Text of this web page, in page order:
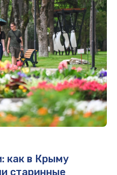
как в Крыму
старинные